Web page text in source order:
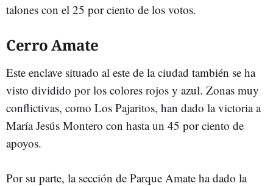
talones con el 25 por ciento de los votos.
Cerro Amate
Este enclave situado al este de la ciudad también se ha
visto dividido por los colores rojos y azul. Zonas muy
conflictivas, como Los Pajaritos, han dado la victoria a
María Jesús Montero con hasta un 45 por ciento de
apoyos.
Por su parte, la sección de Parque Amate ha dado la